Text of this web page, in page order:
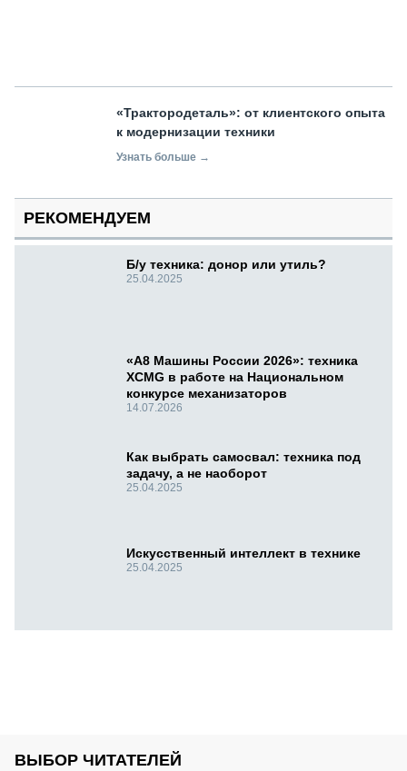
«Трактородеталь»: от клиентского опыта
к модернизации техники
Узнать больше →
РЕКОМЕНДУЕМ
Б/у техника: донор или утиль?
25.04.2025
«А8 Машины России 2026»: техника
XCMG в работе на Национальном
конкурсе механизаторов
14.07.2026
Как выбрать самосвал: техника под
задачу, а не наоборот
25.04.2025
Искусственный интеллект в технике
25.04.2025
ВЫБОР ЧИТАТЕЛЕЙ